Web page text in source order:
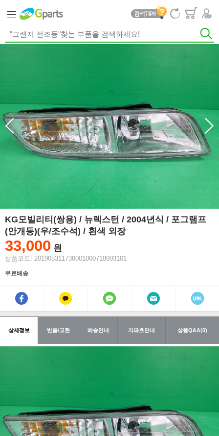
KG모빌리티(쌍용) / 뉴렉스턴 / 2004년식 / 포그램프
(안개등)(우/조수석) / 흰색 외장
33,000 원
상품코드: 201905311730001000710003101
무료배송
상세정보 반품/교환 배송안내 지파츠안내 상품Q&A(0)